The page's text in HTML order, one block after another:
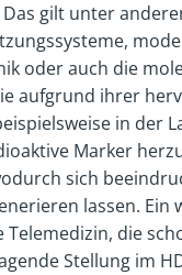
gilt unter
oder auch die
aufgrund ihrer
in der
Marker
sich
lassen. Ein
Telemedizin, die
Stellung im